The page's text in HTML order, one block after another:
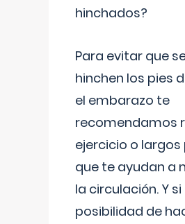
hinchados?
Para evitar que
hinchen los pies
el embarazo te
recomendamos
ejercicio o largos
que te ayudan a
la circulación. Y
posibilidad de